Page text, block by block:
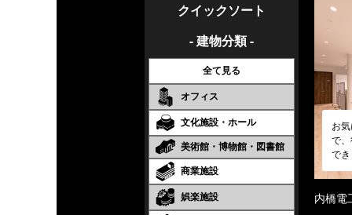
クイックソート
- 建物分類 -
全て見る
オフィス
文化施設・ホール
美術館・博物館・図書館
商業施設
娯楽施設
お
で
で
内橋電